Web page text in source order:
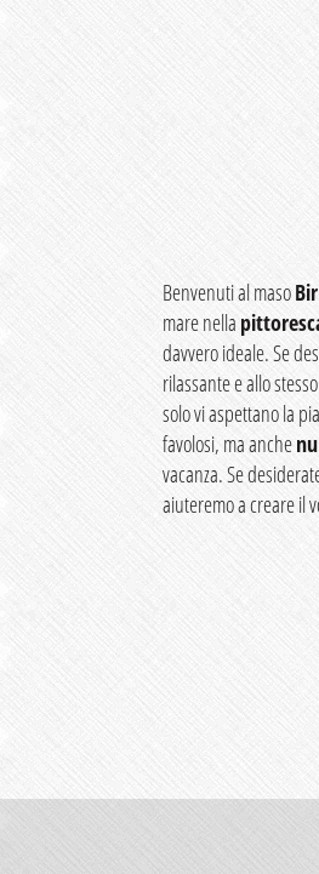
Benvenuti al maso
mare nella
davvero ideale. Se
rilassante e allo
solo vi aspettano la
favolosi, ma anche
vacanza. Se
aiuteremo a creare il